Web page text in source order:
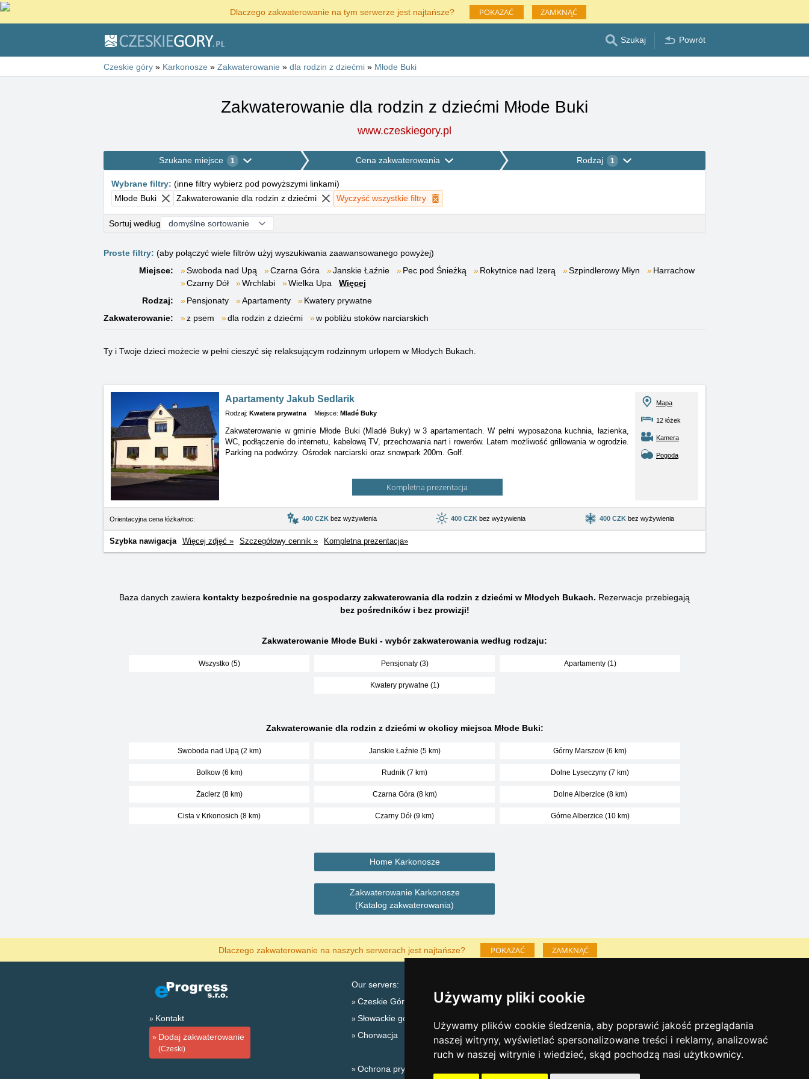
Używamy pliki cookie
Używamy plików cookie śledzenia, aby poprawić jakość przeglądania
naszej witryny, wyświetlać spersonalizowane treści i reklamy, analizować
ruch w naszej witrynie i wiedzieć, skąd pochodzą nasi użytkownicy.
Dlaczego zakwaterowanie na tym serwerze jest najtańsze? POKAZAĆ ZAMKNĄĆ
Szukaj Powrót
Czeskie góry » Karkonosze » Zakwaterowanie » dla rodzin z dziećmi » Młode Buki
Zakwaterowanie dla rodzin z dziećmi Młode Buki
www.czeskiegory.pl
Szukane miejsce 1 Cena zakwaterowania Rodzaj 1
Wybrane filtry: (inne filtry wybierz pod powyższymi linkami)
Młode Buki
Zakwaterowanie dla rodzin z dziećmi Wyczyść wszystkie filtry
Sortuj według
Proste filtry: (aby połączyć wiele filtrów użyj wyszukiwania zaawansowanego powyżej)
Miejsce:
Swoboda nad Upą Czarna Góra Janskie Łaźnie Pec pod Śnieżką Rokytnice nad Izerą Szpindlerowy Młyn
Harrachow
Czarny Dół
Wrchlabi Wielka Upa
Więcej
Rodzaj:
Pensjonaty Apartamenty
Kwatery prywatne
Zakwaterowanie:
z psem dla rodzin z dziećmi w pobliżu stoków narciarskich
Ty i Twoje dzieci możecie w pełni cieszyć się relaksującym rodzinnym urlopem w Młodych Bukach.
Apartamenty Jakub Sedlarik
Rodzaj: Kwatera prywatna Miejsce: Mladé Buky
Zakwaterowanie w gminie Młode Buki (Mladé Buky) w 3 apartamentach. W pełni wyposażona kuchnia, łazienka,
WC, podłączenie do internetu, kabelową TV, przechowania nart i rowerów. Latem możliwość grillowania w ogrodzie.
Parking na podwórzy. Ośrodek narciarski oraz snowpark 200m. Golf.
Kompletna prezentacja
Mapa
12 łóżek
Kamera
Pogoda
Orientacyjna cena łóżka/noc: 400 CZK bez wyżywienia 400 CZK bez wyżywienia 400 CZK bez wyżywienia
Szybka nawigacja Więcej zdjęć » Szczegółowy cennik » Kompletna prezentacja»
Baza danych zawiera kontakty bezpośrednie na gospodarzy zakwaterowania dla rodzin z dziećmi w Młodych Bukach. Rezerwacje przebiegają
bez pośredników i bez prowizji!
Zakwaterowanie Młode Buki - wybór zakwaterowania według rodzaju:
Wszystko (5) Pensjonaty (3) Apartamenty (1)
Kwatery prywatne (1)
Zakwaterowanie dla rodzin z dziećmi w okolicy miejsca Młode Buki:
Swoboda nad Upą (2 km) Janskie Łaźnie (5 km) Górny Marszow (6 km)
Bolkow (6 km) Rudnik (7 km) Dolne Lyseczyny (7 km)
Żaclerz (8 km) Czarna Góra (8 km) Dolne Alberzice (8 km)
Cista v Krkonosich (8 km) Czarny Dół (9 km) Górne Alberzice (10 km)
Home Karkonosze
Zakwaterowanie Karkonosze
(Katalog zakwaterowania)
Dlaczego zakwaterowanie na naszych serwerach jest najtańsze? POKAZAĆ ZAMKNĄĆ
Kontakt
Dodaj zakwaterowanie
(Czeski)
Our servers:
Czeskie Góry
Słowackie góry
Chorwacja
Ochrona prywatności
Lastminute Karkonosze
Sylwester Karkonosze
Sylwester w górach 2025/26